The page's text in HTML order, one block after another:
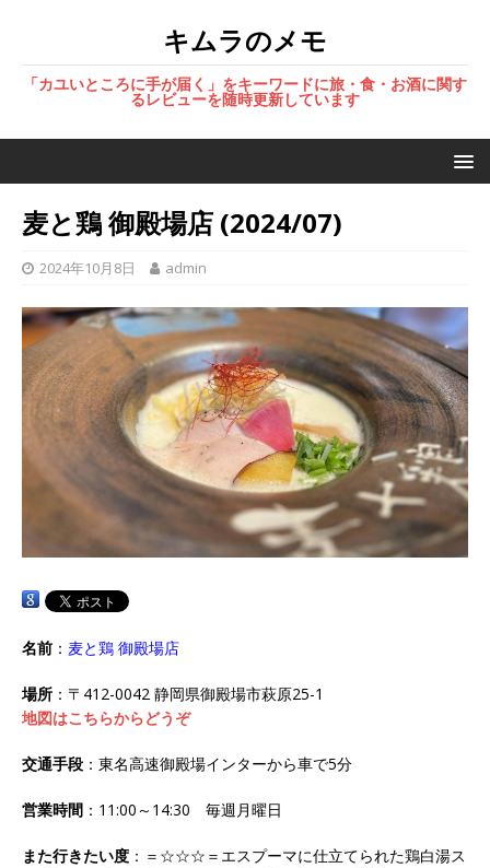
キムラのメモ
「カユいところに手が届く」をキーワードに旅・食・お酒に関す
るレビューを随時更新しています
麦と鶏 御殿場店 (2024/07)
2024年10月8日 admin
名前 ： 麦と鶏 御殿場店
場所 ：〒412-0042 静岡県御殿場市萩原25-1
地図はこちらからどうぞ
交通手段 ：東名高速御殿場インターから車で5分
営業時間 ：11:00～14:30 毎週月曜日
また行きたい度 ：＝☆☆☆＝エスプーマに仕立てられた鶏白湯ス